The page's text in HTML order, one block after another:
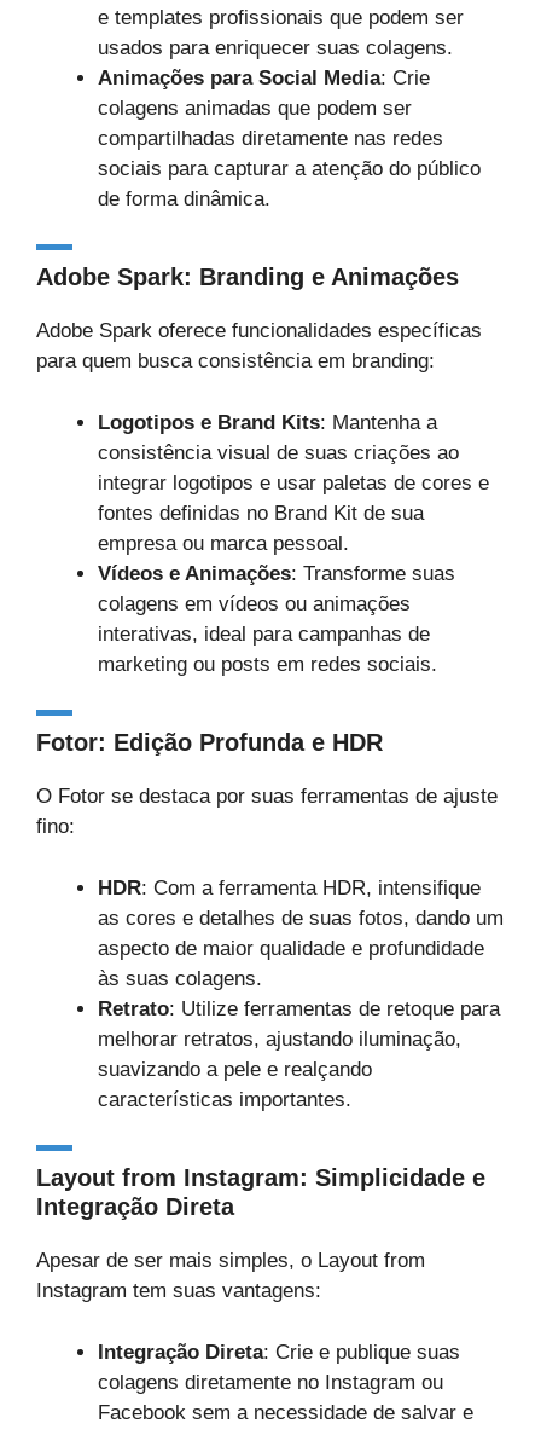
e templates profissionais que podem ser
usados para enriquecer suas colagens.
Animações para Social Media: Crie
colagens animadas que podem ser
compartilhadas diretamente nas redes
sociais para capturar a atenção do público
de forma dinâmica.
Adobe Spark: Branding e Animações
Adobe Spark oferece funcionalidades específicas
para quem busca consistência em branding:
Logotipos e Brand Kits: Mantenha a
consistência visual de suas criações ao
integrar logotipos e usar paletas de cores e
fontes definidas no Brand Kit de sua
empresa ou marca pessoal.
Vídeos e Animações: Transforme suas
colagens em vídeos ou animações
interativas, ideal para campanhas de
marketing ou posts em redes sociais.
Fotor: Edição Profunda e HDR
O Fotor se destaca por suas ferramentas de ajuste
fino:
HDR: Com a ferramenta HDR, intensifique
as cores e detalhes de suas fotos, dando um
aspecto de maior qualidade e profundidade
às suas colagens.
Retrato: Utilize ferramentas de retoque para
melhorar retratos, ajustando iluminação,
suavizando a pele e realçando
características importantes.
Layout from Instagram: Simplicidade e
Integração Direta
Apesar de ser mais simples, o Layout from
Instagram tem suas vantagens:
Integração Direta: Crie e publique suas
colagens diretamente no Instagram ou
Facebook sem a necessidade de salvar e